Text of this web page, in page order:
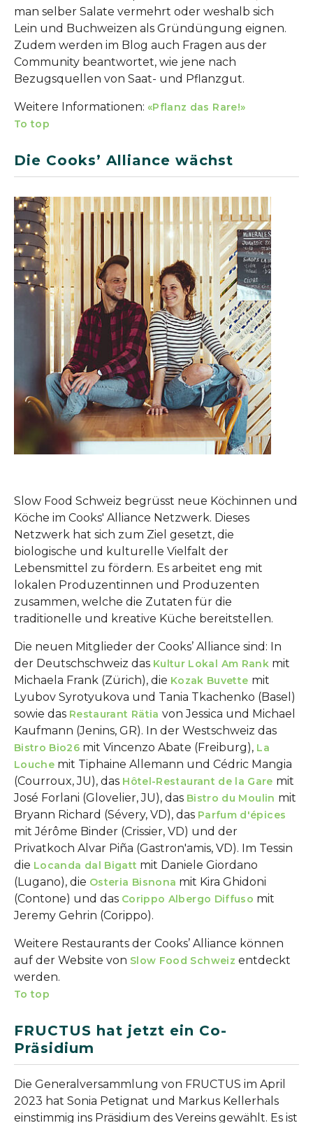
man selber Salate vermehrt oder weshalb sich
Lein und Buchweizen als Gründüngung eignen.
Zudem werden im Blog auch Fragen aus der
Community beantwortet, wie jene nach
Bezugsquellen von Saat- und Pflanzgut.
Weitere Informationen: «Pflanz das Rare!»
To top
Die Cooks’ Alliance wächst
Slow Food Schweiz begrüsst neue Köchinnen und
Köche im Cooks' Alliance Netzwerk. Dieses
Netzwerk hat sich zum Ziel gesetzt, die
biologische und kulturelle Vielfalt der
Lebensmittel zu fördern. Es arbeitet eng mit
lokalen Produzentinnen und Produzenten
zusammen, welche die Zutaten für die
traditionelle und kreative Küche bereitstellen.
Die neuen Mitglieder der Cooks’ Alliance sind: In
der Deutschschweiz das Kultur Lokal Am Rank mit
Michaela Frank (Zürich), die Kozak Buvette mit
Lyubov Syrotyukova und Tania Tkachenko (Basel)
sowie das Restaurant Rätia von Jessica und Michael
Kaufmann (Jenins, GR). In der Westschweiz das
Bistro Bio26 mit Vincenzo Abate (Freiburg), La
Louche mit Tiphaine Allemann und Cédric Mangia
(Courroux, JU), das Hôtel-Restaurant de la Gare mit
José Forlani (Glovelier, JU), das Bistro du Moulin mit
Bryann Richard (Sévery, VD), das Parfum d'épices
mit Jérôme Binder (Crissier, VD) und der
Privatkoch Alvar Piña (Gastron'amis, VD). Im Tessin
die Locanda dal Bigatt mit Daniele Giordano
(Lugano), die Osteria Bisnona mit Kira Ghidoni
(Contone) und das Corippo Albergo Diffuso mit
Jeremy Gehrin (Corippo).
Weitere Restaurants der Cooks’ Alliance können
auf der Website von Slow Food Schweiz entdeckt
werden.
To top
FRUCTUS hat jetzt ein Co-
Präsidium
Die Generalversammlung von FRUCTUS im April
2023 hat Sonia Petignat und Markus Kellerhals
einstimmig ins Präsidium des Vereins gewählt. Es ist